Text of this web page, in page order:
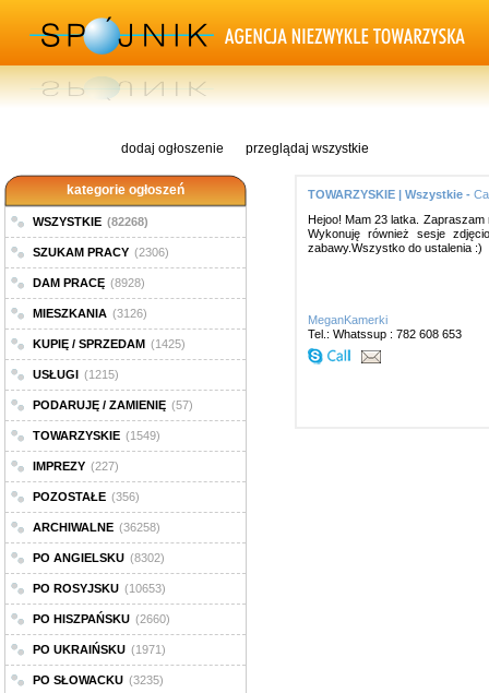
dodaj ogłoszenie przeglądaj wszystkie
kategorie ogłoszeń
WSZYSTKIE (82268)
SZUKAM PRACY (2306)
DAM PRACĘ (8928)
MIESZKANIA (3126)
KUPIĘ / SPRZEDAM (1425)
USŁUGI (1215)
PODARUJĘ / ZAMIENIĘ (57)
TOWARZYSKIE (1549)
IMPREZY (227)
POZOSTAŁE (356)
ARCHIWALNE (36258)
PO ANGIELSKU (8302)
PO ROSYJSKU (10653)
PO HISZPAŃSKU (2660)
PO UKRAIŃSKU (1971)
PO SŁOWACKU (3235)
TOWARZYSKIE | Wszystkie -
Hejoo! Mam 23 latka.
Wykonuję również sesje
zabawy.Wszystko do ustalenia :)
MeganKamerki
Tel.: Whatssup : 782 608 653